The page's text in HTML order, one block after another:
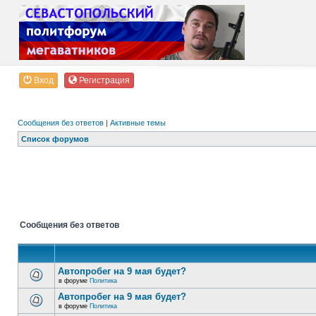
Вход Регистрация
Сообщения без ответов | Активные темы
Список форумов
Сообщения без ответов
Автопробег на 9 мая будет?
в форуме Политика
Автопробег на 9 мая будет?
в форуме Политика